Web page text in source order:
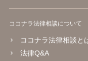
ココナラ法律相談について
ココナラ法律相談と
法律Q&A